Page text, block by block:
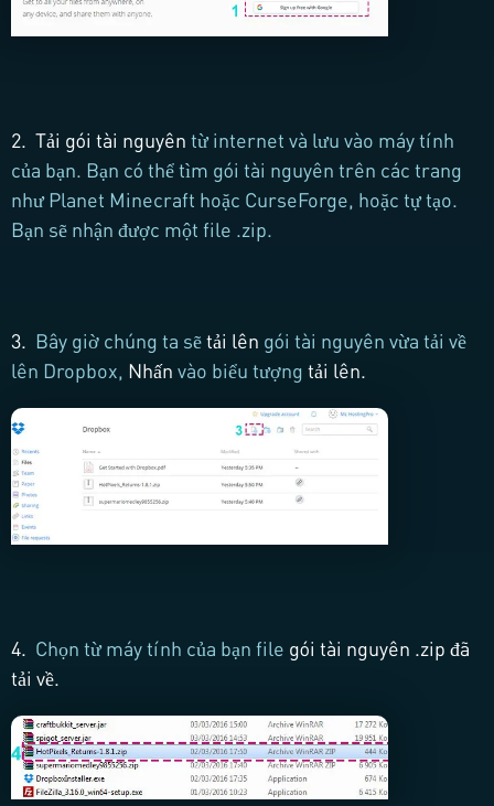
2. Tải gói tài nguyên từ internet và lưu vào máy tính
của bạn. Bạn có thể tìm gói tài nguyên trên các trang
như Planet Minecraft hoặc CurseForge, hoặc tự tạo.
Bạn sẽ nhận được một file .zip.
3. Bây giờ chúng ta sẽtải lên gói tài nguyên vừa tải về
lên Dropbox, Nhấn vào biểu tượng tải lên.
4. Chọn từ máy tính của bạn file gói tài nguyên .zip đã
tải về.